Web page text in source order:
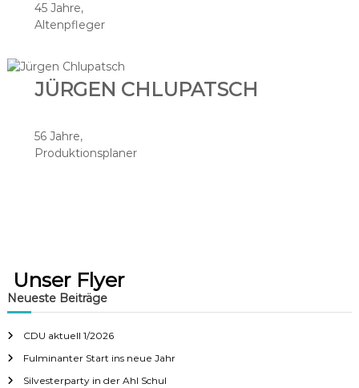
45 Jahre,
Altenpfleger
JÜRGEN CHLUPATSCH
56 Jahre,
Produktionsplaner
Unser Flyer
Neueste Beiträge
CDU aktuell 1/2026
Fulminanter Start ins neue Jahr
Silvesterparty in der Ahl Schul